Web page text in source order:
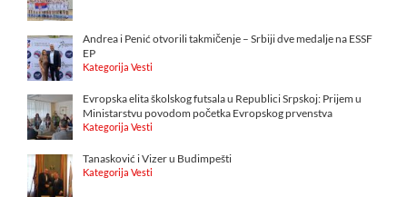
Andrea i Penić otvorili takmičenje – Srbiji dve medalje na ESSF
EP
Kategorija Vesti
Evropska elita školskog futsala u Republici Srpskoj: Prijem u
Ministarstvu povodom početka Evropskog prvenstva
Kategorija Vesti
Tanasković i Vizer u Budimpešti
Kategorija Vesti